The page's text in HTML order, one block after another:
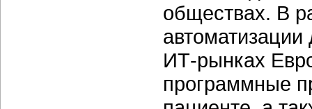
обществах. В
ИТ-рынках
программные